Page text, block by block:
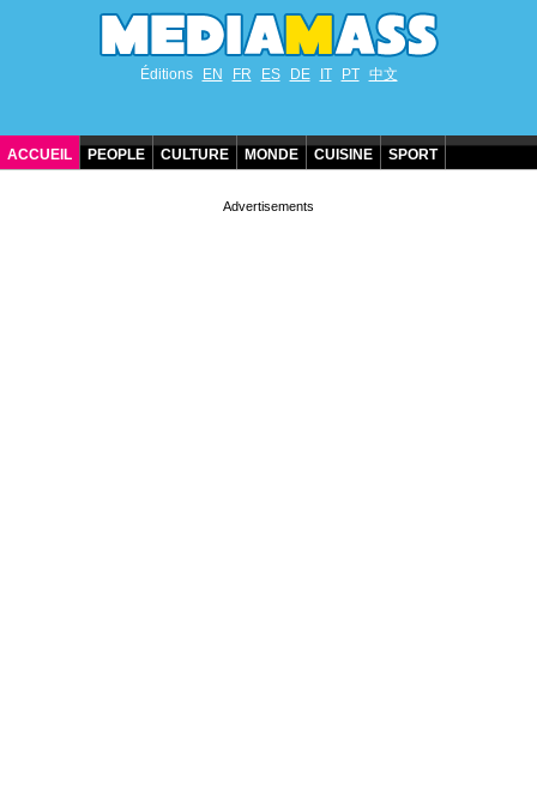
Éditions EN FR ES DE IT PT 中文
ACCUEIL PEOPLE CULTURE MONDE CUISINE SPORT